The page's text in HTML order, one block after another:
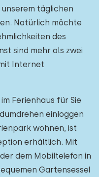
täglichen
Natürlich möchte
des
sind mehr als zwei
Internet
Ferienhaus für Sie
einloggen
wohnen, ist
erhältlich. Mit
dem Mobiltelefon in
Gartensessel